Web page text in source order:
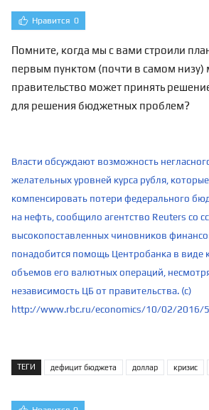
Нравится 0
Помните, когда мы с вами строили
первым пунктом (почти в самом низу)
правительство может принять
для решения бюджетных проблем?
Власти обсуждают возможность
желательных уровней курса рубля,
компенсировать потери федерального
на нефть, сообщило агентство Reuters со
высокопоставленных чиновников
понадобится помощь Центробанка в виде
объемов его валютных операций,
независимость ЦБ от правительства. (с)
http://www.rbc.ru/economics/10/02/2016/
ТЕГИ дефицит бюджета доллар кризис